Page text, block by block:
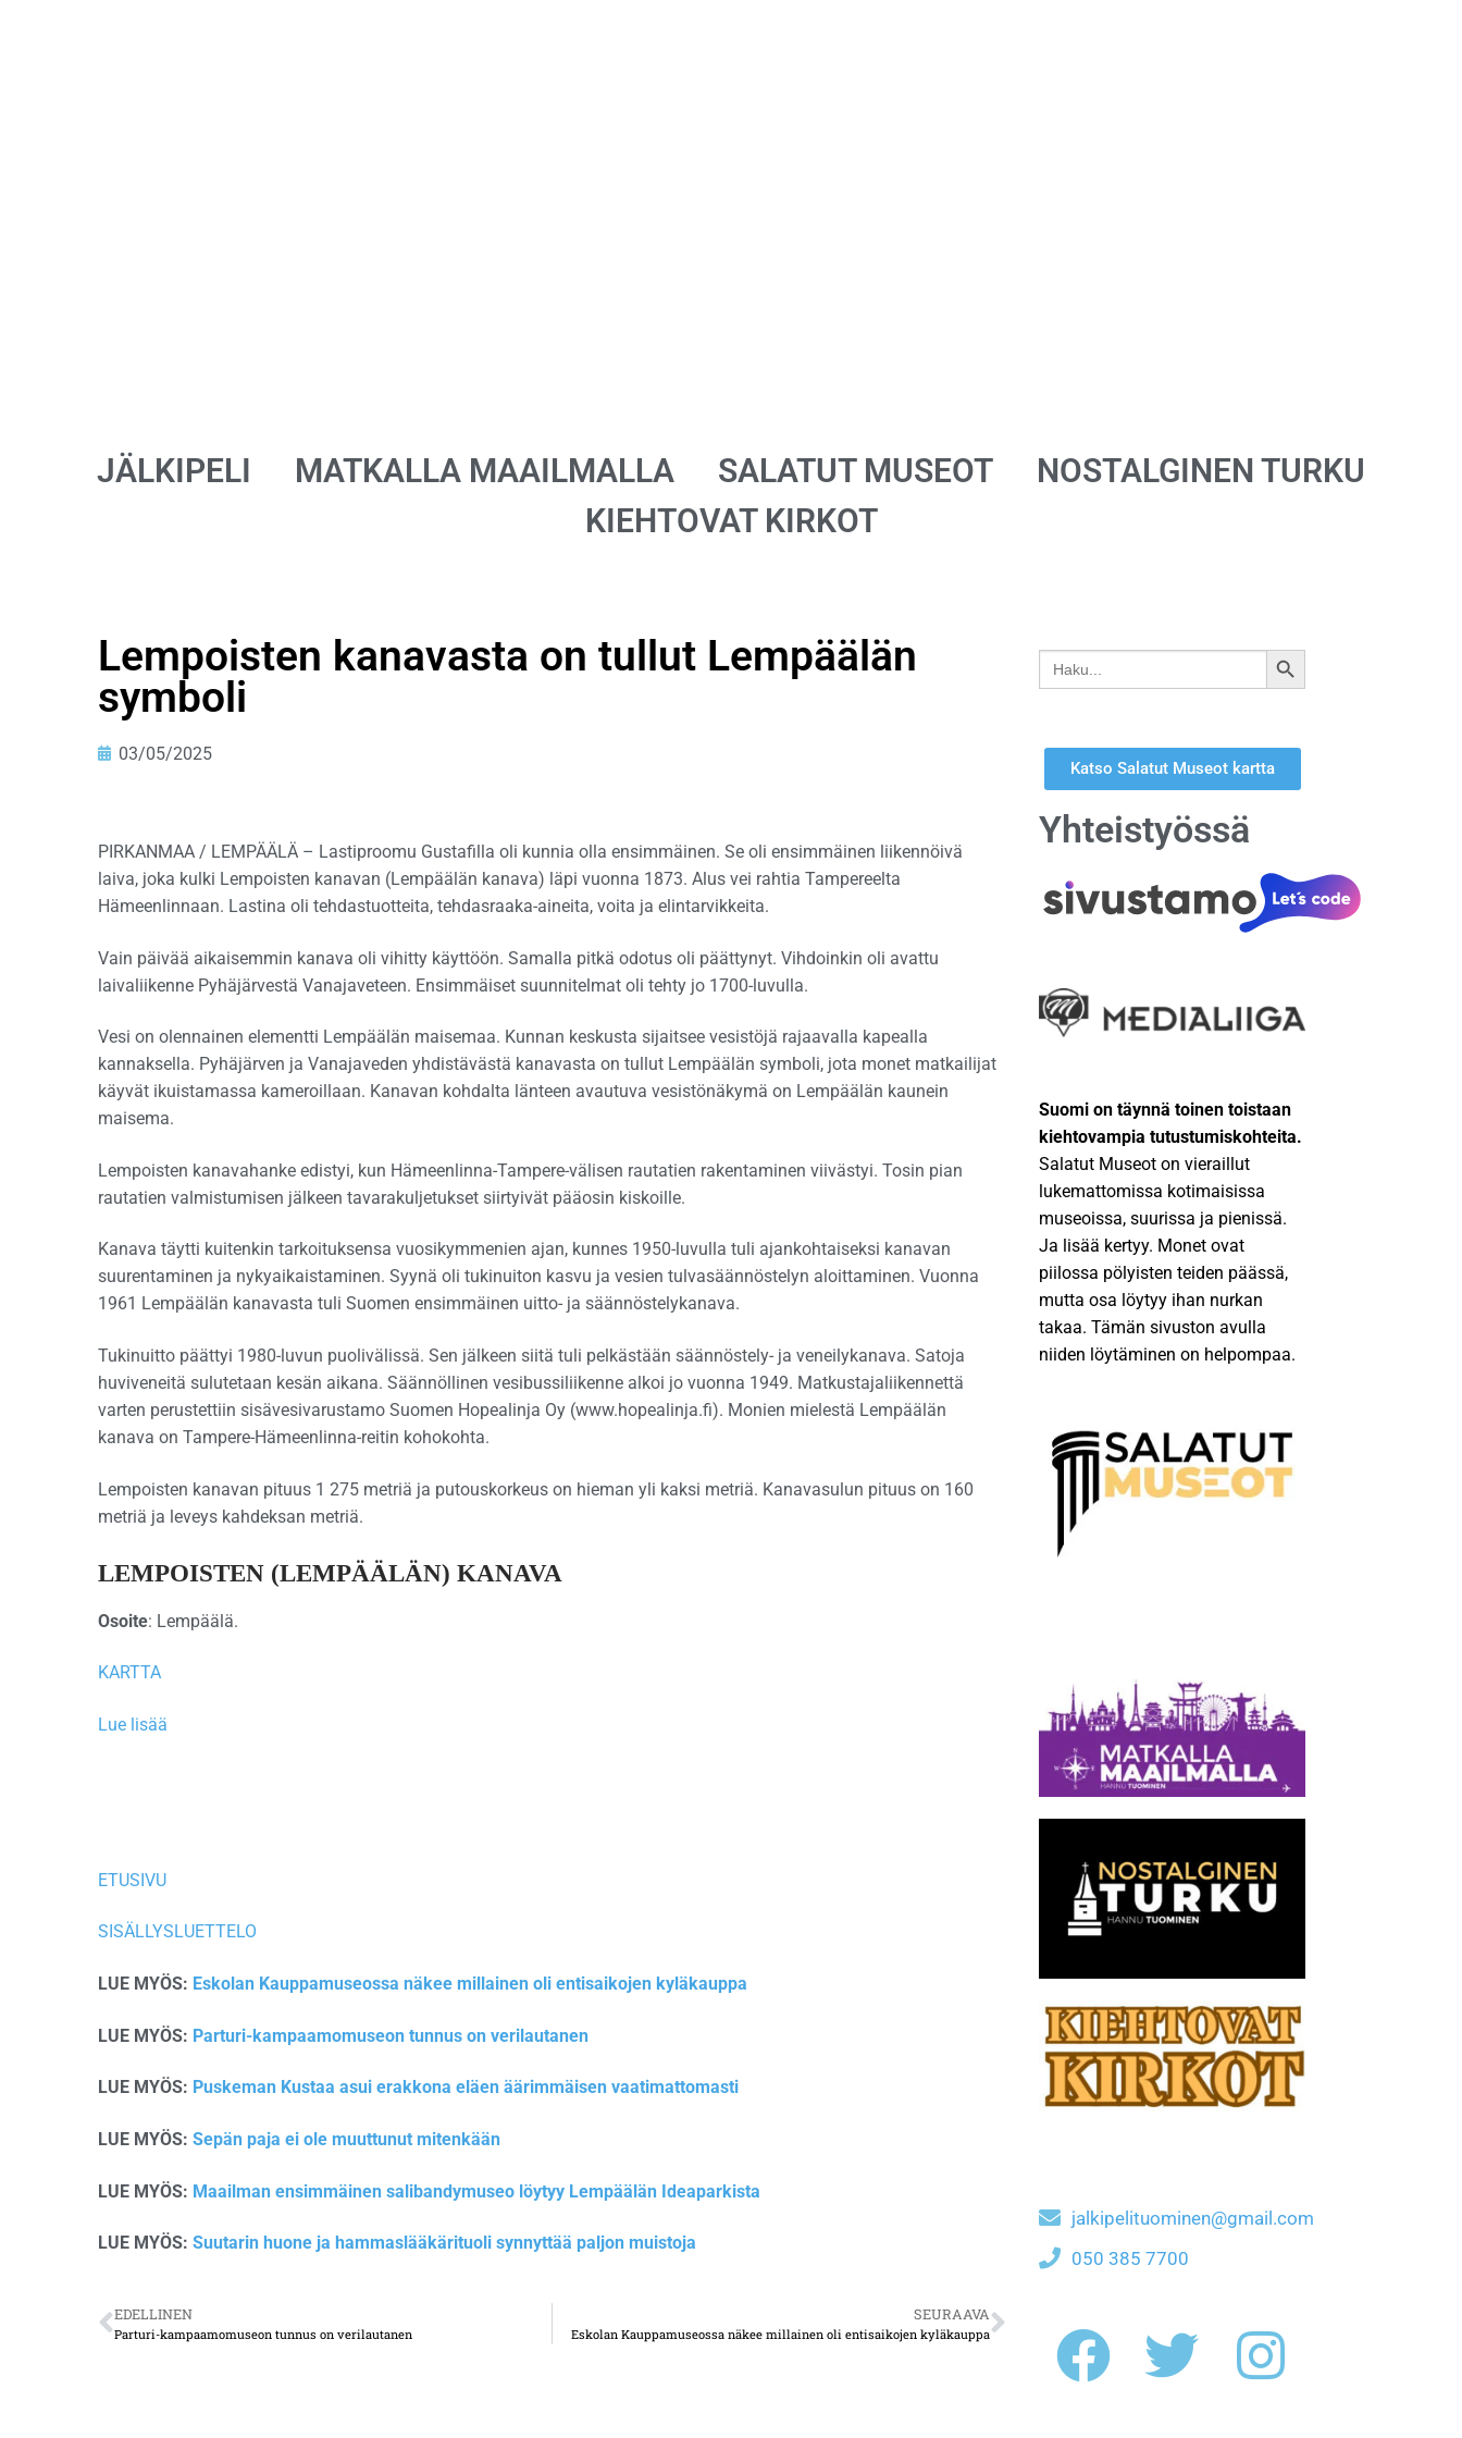
JÄLKIPELI MATKALLA MAAILMALLA SALATUT MUSEOT
NOSTALGINEN TURKU
KIEHTOVAT KIRKOT
Lempoisten kanavasta on tullut Lempäälän
symboli
03/05/2025
PIRKANMAA / LEMPÄÄLÄ – Lastiproomu Gustafilla oli kunnia olla ensimmäinen. Se oli ensimmäinen liikennöivä
laiva, joka kulki Lempoisten kanavan (Lempäälän kanava) läpi vuonna 1873. Alus vei rahtia Tampereelta
Hämeenlinnaan. Lastina oli tehdastuotteita, tehdasraaka-aineita, voita ja elintarvikkeita.
Vain päivää aikaisemmin kanava oli vihitty käyttöön. Samalla pitkä odotus oli päättynyt. Vihdoinkin oli avattu
laivaliikenne Pyhäjärvestä Vanajaveteen. Ensimmäiset suunnitelmat oli tehty jo 1700-luvulla.
Vesi on olennainen elementti Lempäälän maisemaa. Kunnan keskusta sijaitsee vesistöjä rajaavalla kapealla
kannaksella. Pyhäjärven ja Vanajaveden yhdistävästä kanavasta on tullut Lempäälän symboli, jota monet matkailijat
käyvät ikuistamassa kameroillaan. Kanavan kohdalta länteen avautuva vesistönäkymä on Lempäälän kaunein
maisema.
Lempoisten kanavahanke edistyi, kun Hämeenlinna-Tampere-välisen rautatien rakentaminen viivästyi. Tosin pian
rautatien valmistumisen jälkeen tavarakuljetukset siirtyivät pääosin kiskoille.
Kanava täytti kuitenkin tarkoituksensa vuosikymmenien ajan, kunnes 1950-luvulla tuli ajankohtaiseksi kanavan
suurentaminen ja nykyaikaistaminen. Syynä oli tukinuiton kasvu ja vesien tulvasäännöstelyn aloittaminen. Vuonna
1961 Lempäälän kanavasta tuli Suomen ensimmäinen uitto- ja säännöstelykanava.
Tukinuitto päättyi 1980-luvun puolivälissä. Sen jälkeen siitä tuli pelkästään säännöstely- ja veneilykanava. Satoja
huviveneitä sulutetaan kesän aikana. Säännöllinen vesibussiliikenne alkoi jo vuonna 1949. Matkustajaliikennettä
varten perustettiin sisävesivarustamo Suomen Hopealinja Oy (www.hopealinja.fi). Monien mielestä Lempäälän
kanava on Tampere-Hämeenlinna-reitin kohokohta.
Lempoisten kanavan pituus 1 275 metriä ja putouskorkeus on hieman yli kaksi metriä. Kanavasulun pituus on 160
metriä ja leveys kahdeksan metriä.
LEMPOISTEN (LEMPÄÄLÄN) KANAVA
Osoite: Lempäälä.
KARTTA
Lue lisää
ETUSIVU
SISÄLLYSLUETTELO
LUE MYÖS: Eskolan Kauppamuseossa näkee millainen oli entisaikojen kyläkauppa
LUE MYÖS: Parturi-kampaamomuseon tunnus on verilautanen
LUE MYÖS: Puskeman Kustaa asui erakkona eläen äärimmäisen vaatimattomasti
LUE MYÖS: Sepän paja ei ole muuttunut mitenkään
LUE MYÖS: Maailman ensimmäinen salibandymuseo löytyy Lempäälän Ideaparkista
LUE MYÖS: Suutarin huone ja hammaslääkärituoli synnyttää paljon muistoja
EDELLINEN
Parturi-kampaamomuseon tunnus on verilautanen
SEURAAVA
Eskolan Kauppamuseossa näkee millainen oli entisaikojen kyläkauppa
Search
for:
SEARCH
Katso Salatut Museot kartta
Yhteistyössä
Suomi on täynnä toinen toistaan
kiehtovampia tutustumiskohteita.
Salatut Museot on vieraillut
lukemattomissa kotimaisissa
museoissa, suurissa ja pienissä.
Ja lisää kertyy. Monet ovat
piilossa pölyisten teiden päässä,
mutta osa löytyy ihan nurkan
takaa. Tämän sivuston avulla
niiden löytäminen on helpompaa.
jalkipelituominen@gmail.com
050 385 7700